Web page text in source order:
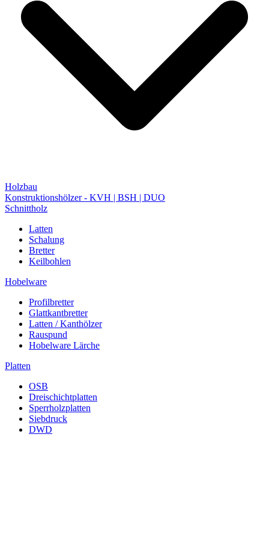
Holzbau
Konstruktionshölzer - KVH | BSH | DUO
Schnittholz
Latten
Schalung
Bretter
Keilbohlen
Hobelware
Profilbretter
Glattkantbretter
Latten / Kanthölzer
Rauspund
Hobelware Lärche
Platten
OSB
Dreischichtplatten
Sperrholzplatten
Siebdruck
DWD